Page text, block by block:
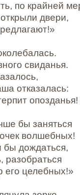
по крайней
двери,
свиданья.
отказалась:
опозданья!
бы заняться
волшебных!
бы дождаться,
разобраться
его целебных!»